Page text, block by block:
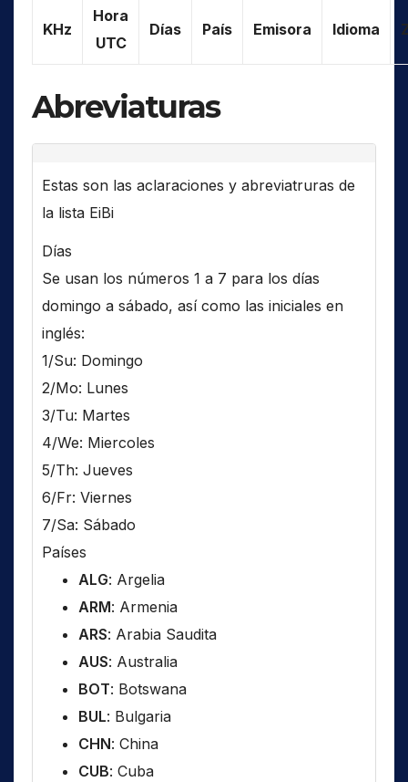
KHz
Hora
UTC
Días País Emisora Idioma
Abreviaturas
Estas son las aclaraciones y abreviatruras de
la lista EiBi
Días
Se usan los números 1 a 7 para los días
domingo a sábado, así como las iniciales en
inglés:
1/Su: Domingo
2/Mo: Lunes
3/Tu: Martes
4/We: Miercoles
5/Th: Jueves
6/Fr: Viernes
7/Sa: Sábado
Países
ALG: Argelia
ARM: Armenia
ARS: Arabia Saudita
AUS: Australia
BOT: Botswana
BUL: Bulgaria
CHN: China
CUB: Cuba